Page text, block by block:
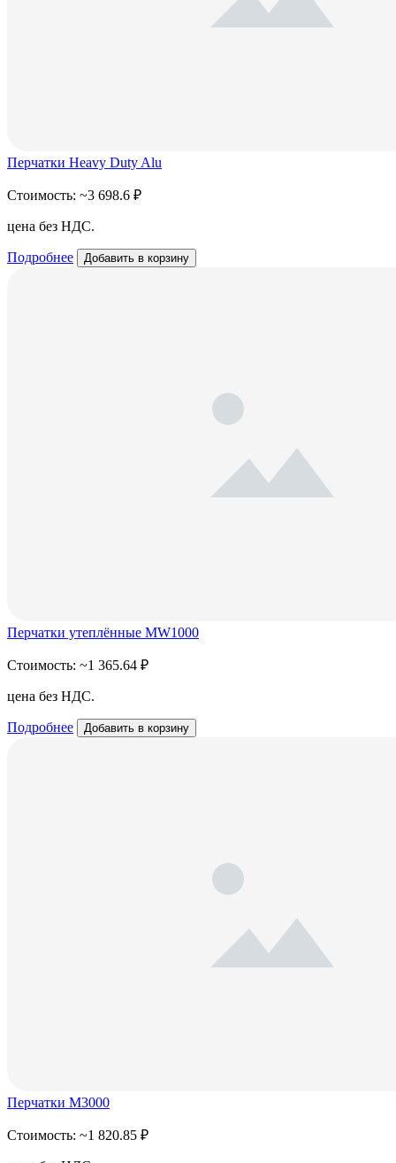
Перчатки Heavy Duty Alu
Стоимость: ~3 698.6 ₽
цена без НДС.
Подробнее Добавить в корзину
Перчатки утеплённые MW1000
Стоимость: ~1 365.64 ₽
цена без НДС.
Подробнее Добавить в корзину
Перчатки M3000
Стоимость: ~1 820.85 ₽